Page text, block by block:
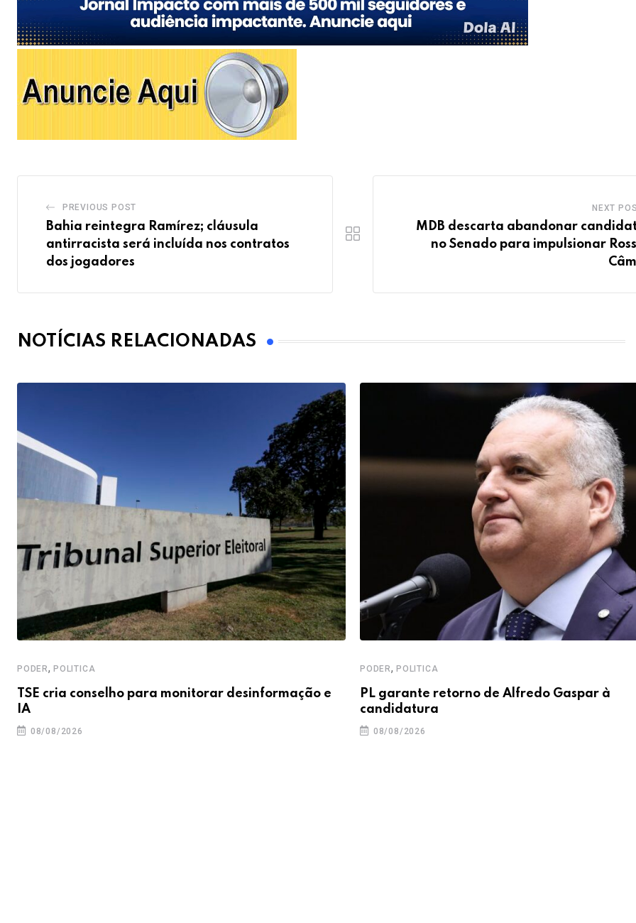
PREVIOUS POST
Bahia reintegra Ramírez; cláusula
antirracista será incluída nos contratos
dos jogadores
NEXT
MDB descarta abandonar
no Senado para impulsionar
NOTÍCIAS RELACIONADAS
PODER, POLITICA
TSE cria conselho para monitorar desinformação e
IA
08/08/2026
PODER, POLITICA
PL garante retorno de Alfredo Gaspar à
candidatura
08/08/2026